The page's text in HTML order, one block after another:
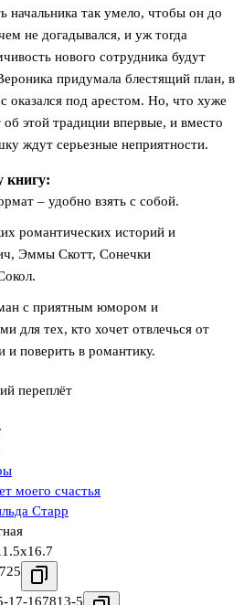
начальника так умело, чтобы он до
не догадывался, и уж тогда
нового сотрудника будут
придумала блестящий план, в
оказался под арестом. Но, что хуже
этой традиции впервые, и вместо
ждут серьезные неприятности.
книгу:
– удобно взять с собой.
романтических историй и
Эммы Скотт, Сонечки
с приятным юмором и
для тех, кто хочет отвлечься от
и поверить в романтику.
переплёт
моего счастья
Старр
17-167813-5